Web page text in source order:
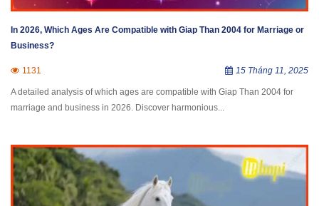
In 2026, Which Ages Are Compatible with Giap Than 2004 for Marriage or
Business?
1131 15 Tháng 11, 2025
A detailed analysis of which ages are compatible with Giap Than 2004 for
marriage and business in 2026. Discover harmonious...